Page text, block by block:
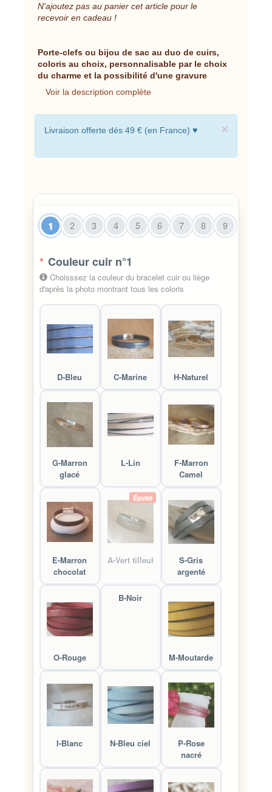
N'ajoutez pas au panier cet article pour le
recevoir en cadeau !
Porte-clefs ou bijou de sac au duo de cuirs,
coloris au choix, personnalisable par le choix
du charme et la possibilité d'une gravure
Voir la description complète
×
Livraison offerte dés 49 € (en France) ♥
1 2 3 4 5 6 7 8 9
* Couleur cuir n°1
Choisssez la couleur du bracelet cuir ou liège
d'après la photo montrant tous les coloris
D-Bleu C-Marine H-Naturel
G-Marron
glacé
L-Lin
F-Marron
Camel
E-Marron
chocolat
A-Vert tilleul
Épuisé
S-Gris
argenté
O-Rouge
B-Noir
M-Moutarde
I-Blanc N-Bleu ciel
P-Rose
nacré